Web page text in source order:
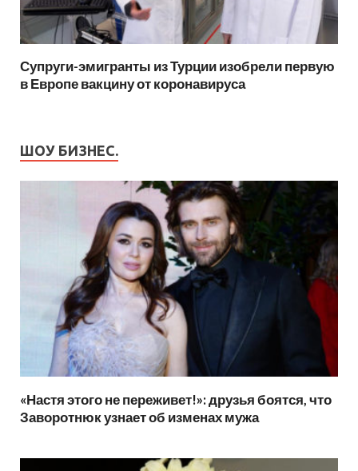
Супруги-эмигранты из Турции изобрели первую
в Европе вакцину от коронавируса
ШОУ БИЗНЕС.
«Настя этого не переживет!»: друзья боятся, что
Заворотнюк узнает об изменах мужа